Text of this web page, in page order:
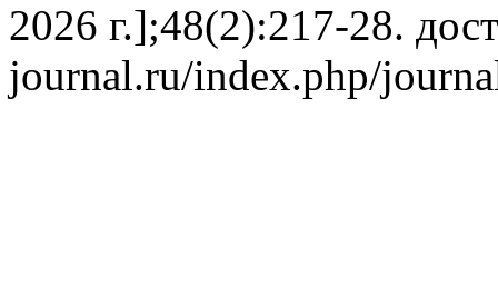
2026 г.];48(2):217-28.
journal.ru/index.php/